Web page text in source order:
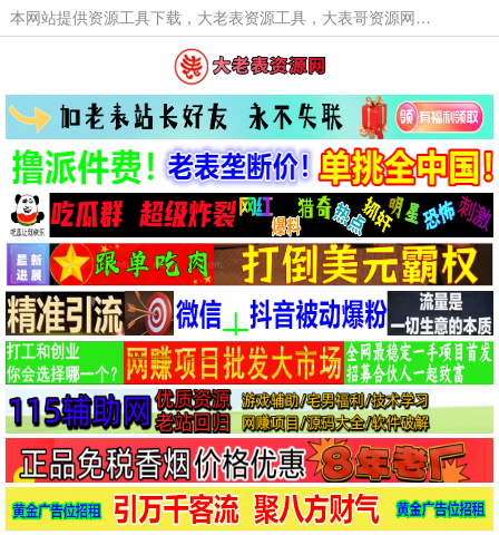
本网站提供资源工具下载，大老表资源工具，大表哥资源网软件工具，大老表资源下载，活动线报福利资源分享,活动线报，大型网游经典游戏，网络热门技术游戏辅助交流与分享。